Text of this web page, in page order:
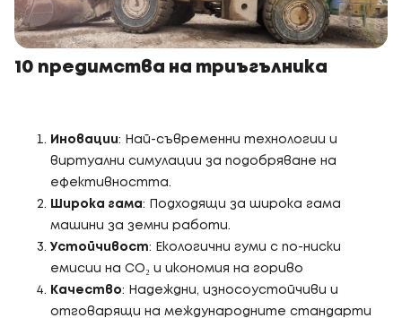
10 предимства на триъгълника
Иновации: Най-съвременни технологии и
виртуални симулации за подобряване на
ефективността.
Широка гама: Подходящи за широка гама
машини за земни работи.
Устойчивост: Екологични гуми с по-ниски
емисии на CO₂ и икономия на гориво
Качество: Надеждни, износоустойчиви и
отговарящи на международните стандарти